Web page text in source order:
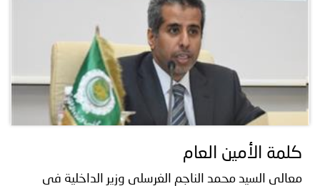
كلمة الأمين العام
معالي السيد محمد الناجم الغرسلي وزير الداخلية في